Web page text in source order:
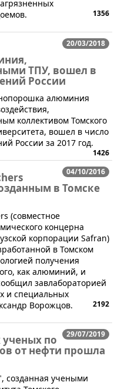
1356
20/03/2018
ТПУ, вошел в
России
алюминия
коллективом Томского
вошел в число
России за 2017 год.
1426
04/10/2016
в Томске
(совместное
концерна
корпорации Safran)
в Томском
получения
как алюминий, и
завлабораторией
и специальных
Ворожцов.
2192
29/07/2019
ученых по
от нефти прошла
созданная учеными